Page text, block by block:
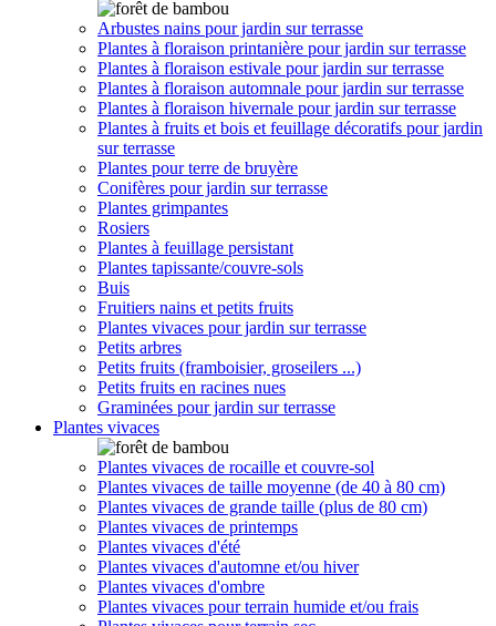
Arbustes nains pour jardin sur terrasse
Plantes à floraison printanière pour jardin sur terrasse
Plantes à floraison estivale pour jardin sur terrasse
Plantes à floraison automnale pour jardin sur terrasse
Plantes à floraison hivernale pour jardin sur terrasse
Plantes à fruits et bois et feuillage décoratifs pour jardin
sur terrasse
Plantes pour terre de bruyère
Conifères pour jardin sur terrasse
Plantes grimpantes
Rosiers
Plantes à feuillage persistant
Plantes tapissante/couvre-sols
Buis
Fruitiers nains et petits fruits
Plantes vivaces pour jardin sur terrasse
Petits arbres
Petits fruits (framboisier, groseilers ...)
Petits fruits en racines nues
Graminées pour jardin sur terrasse
Plantes vivaces
Plantes vivaces de rocaille et couvre-sol
Plantes vivaces de taille moyenne (de 40 à 80 cm)
Plantes vivaces de grande taille (plus de 80 cm)
Plantes vivaces de printemps
Plantes vivaces d'été
Plantes vivaces d'automne et/ou hiver
Plantes vivaces d'ombre
Plantes vivaces pour terrain humide et/ou frais